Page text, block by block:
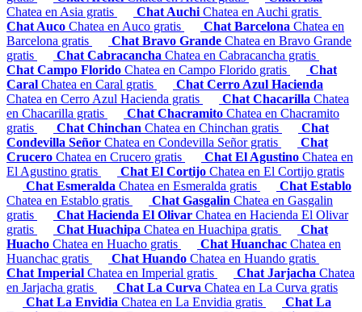
Chatea en Asia gratis
Chat Auchi Chatea en Auchi gratis
Chat Auco Chatea en Auco gratis Chat Barcelona Chatea en
Barcelona gratis
Chat Bravo Grande Chatea en Bravo Grande
gratis
Chat Cabracancha Chatea en Cabracancha gratis
Chat Campo Florido Chatea en Campo Florido gratis
Chat
Caral Chatea en Caral gratis
Chat Cerro Azul Hacienda
Chatea en Cerro Azul Hacienda gratis
Chat Chacarilla Chatea
en Chacarilla gratis
Chat Chacramito Chatea en Chacramito
gratis
Chat Chinchan Chatea en Chinchan gratis
Chat
Condevilla Señor Chatea en Condevilla Señor gratis
Chat
Crucero Chatea en Crucero gratis Chat El Agustino Chatea en
El Agustino gratis
Chat El Cortijo Chatea en El Cortijo gratis
Chat Esmeralda Chatea en Esmeralda gratis
Chat Establo
Chatea en Establo gratis
Chat Gasgalin Chatea en Gasgalin
gratis
Chat Hacienda El Olivar Chatea en Hacienda El Olivar
gratis
Chat Huachipa Chatea en Huachipa gratis
Chat
Huacho Chatea en Huacho gratis Chat Huanchac Chatea en
Huanchac gratis
Chat Huando Chatea en Huando gratis
Chat Imperial Chatea en Imperial gratis Chat Jarjacha Chatea
en Jarjacha gratis
Chat La Curva Chatea en La Curva gratis
Chat La Envidia Chatea en La Envidia gratis
Chat La